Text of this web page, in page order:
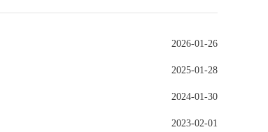
2026-01-26
2025-01-28
2024-01-30
2023-02-01